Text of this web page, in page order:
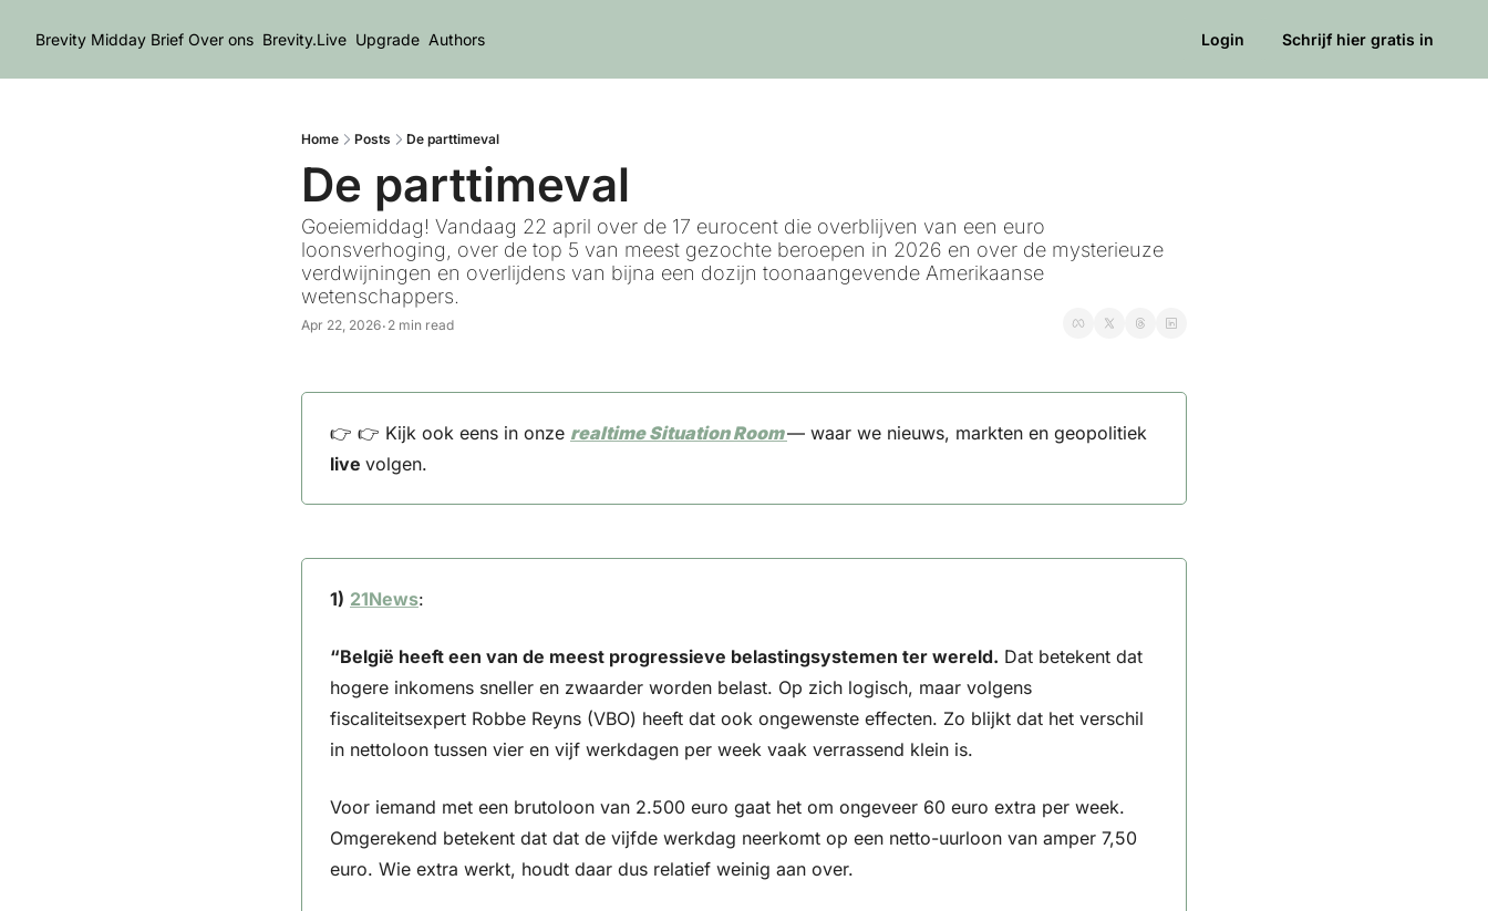
Brevity Midday Brief Over ons Brevity.Live Upgrade Authors Login Schrijf hier gratis in
Home Posts De parttimeval
De parttimeval
Goeiemiddag! Vandaag 22 april over de 17 eurocent die overblijven van een euro
loonsverhoging, over de top 5 van meest gezochte beroepen in 2026 en over de mysterieuze
verdwijningen en overlijdens van bijna een dozijn toonaangevende Amerikaanse
wetenschappers.
Apr 22, 2026• 2 min read
👉 👉 Kijk ook eens in onze realtime Situation Room — waar we nieuws, markten en geopolitiek
live volgen.
1) 21News:
“België heeft een van de meest progressieve belastingsystemen ter wereld. Dat betekent dat
hogere inkomens sneller en zwaarder worden belast. Op zich logisch, maar volgens
fiscaliteitsexpert Robbe Reyns (VBO) heeft dat ook ongewenste effecten. Zo blijkt dat het verschil
in nettoloon tussen vier en vijf werkdagen per week vaak verrassend klein is.
Voor iemand met een brutoloon van 2.500 euro gaat het om ongeveer 60 euro extra per week.
Omgerekend betekent dat dat de vijfde werkdag neerkomt op een netto-uurloon van amper 7,50
euro. Wie extra werkt, houdt daar dus relatief weinig aan over.